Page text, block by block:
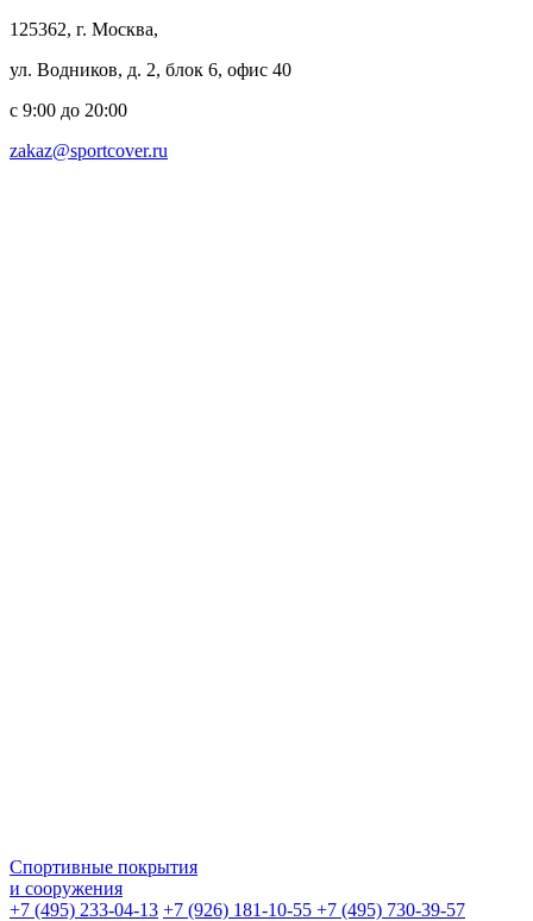
125362, г. Москва,
ул. Водников, д. 2, блок 6, офис 40
с 9:00 до 20:00
zakaz@sportcover.ru
Спортивные покрытия
и сооружения
+7 (495) 233-04-13 +7 (926) 181-10-55 +7 (495) 730-39-57